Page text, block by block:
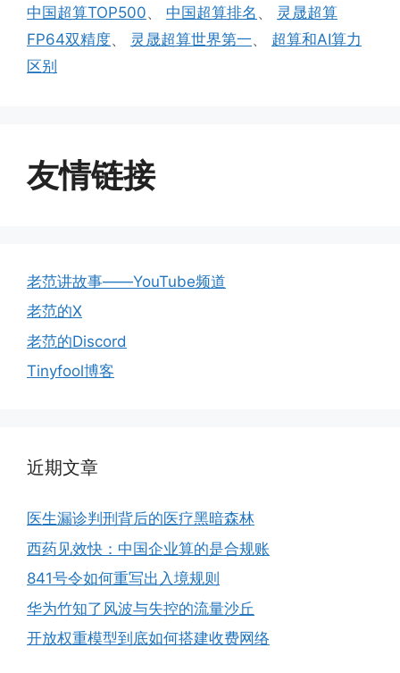
签
中国超算TOP500、 中国超算排名 、 灵晟超算
FP64双精度、 灵晟超算世界第一、 超算和AI算力
区别
友情链接
老范讲故事——YouTube频道
老范的X
老范的Discord
Tinyfool博客
近期文章
医生漏诊判刑背后的医疗黑暗森林
西药见效快：中国企业算的是合规账
841号令如何重写出入境规则
华为竹知了风波与失控的流量沙丘
开放权重模型到底如何搭建收费网络